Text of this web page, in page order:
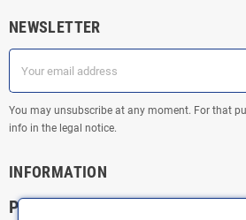
NEWSLETTER
You may unsubscribe at any moment. For that
info in the legal notice.
INFORMATION
PRACTICAL INFORMATION